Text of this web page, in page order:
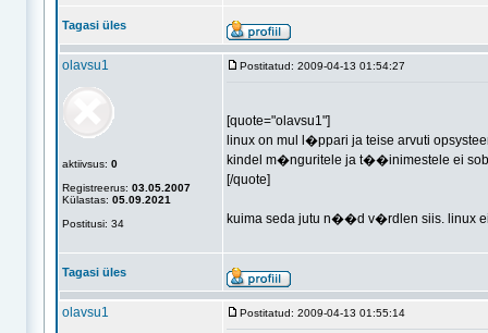
Tagasi üles
olavsu1
aktiivsus: 0
Registreerus: 03.05.2007
Külastas: 05.09.2021
Postitusi: 34
Postitatud: 2009-04-13 01:54:27
[quote="olavsu1"]
linux on mul l�ppari ja teise arvuti
kindel m�nguritele ja t��inimestele ei
[/quote]
kuima seda jutu n��d v�rdlen siis. linux
Tagasi üles
olavsu1 Postitatud: 2009-04-13 01:55:14